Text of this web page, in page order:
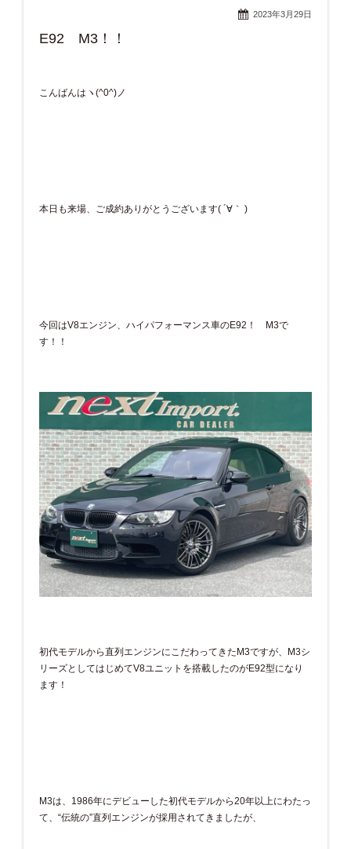
2023年3月29日
E92 M3！！
こんばんはヽ(^0^)ノ
本日も来場、ご成約ありがとうございます( ´∀｀ )
今回はV8エンジン、ハイパフォーマンス車のE92！ M3で
す！！
初代モデルから直列エンジンにこだわってきたM3ですが、M3シ
リーズとしてはじめてV8ユニットを搭載したのがE92型になり
ます！
M3は、1986年にデビューした初代モデルから20年以上にわたっ
て、“伝統の”直列エンジンが採用されてきましたが、